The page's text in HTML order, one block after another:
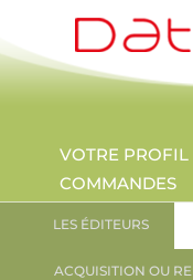
VOTRE PROFIL
COMMANDES
LES ÉDITEURS
ACQUISITION OU